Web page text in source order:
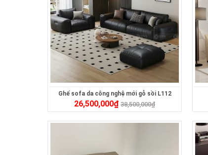
Ghế sofa da công nghệ mới gỗ sồi L112
26,500,000₫ 38,500,000₫